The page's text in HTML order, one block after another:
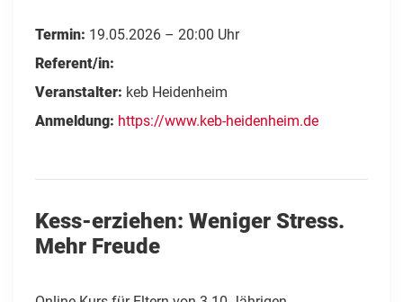
Termin: 19.05.2026 – 20:00 Uhr
Referent/in:
Veranstalter: keb Heidenheim
Anmeldung: https://www.keb-heidenheim.de
Kess-erziehen: Weniger Stress.
Mehr Freude